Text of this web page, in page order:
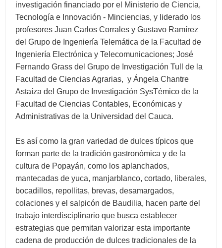
investigación financiado por el Ministerio de Ciencia,
Tecnología e Innovación - Minciencias, y liderado los
profesores Juan Carlos Corrales y Gustavo Ramírez
del Grupo de Ingeniería Telemática de la Facultad de
Ingeniería Electrónica y Telecomunicaciones; José
Fernando Grass del Grupo de Investigación Tull de la
Facultad de Ciencias Agrarias, y Ángela Chantre
Astaíza del Grupo de Investigación SysTémico de la
Facultad de Ciencias Contables, Económicas y
Administrativas de la Universidad del Cauca.
Es así como la gran variedad de dulces típicos que
forman parte de la tradición gastronómica y de la
cultura de Popayán, como los aplanchados,
mantecadas de yuca, manjarblanco, cortado, liberales,
bocadillos, repollitas, brevas, desamargados,
colaciones y el salpicón de Baudilia, hacen parte del
trabajo interdisciplinario que busca establecer
estrategias que permitan valorizar esta importante
cadena de producción de dulces tradicionales de la